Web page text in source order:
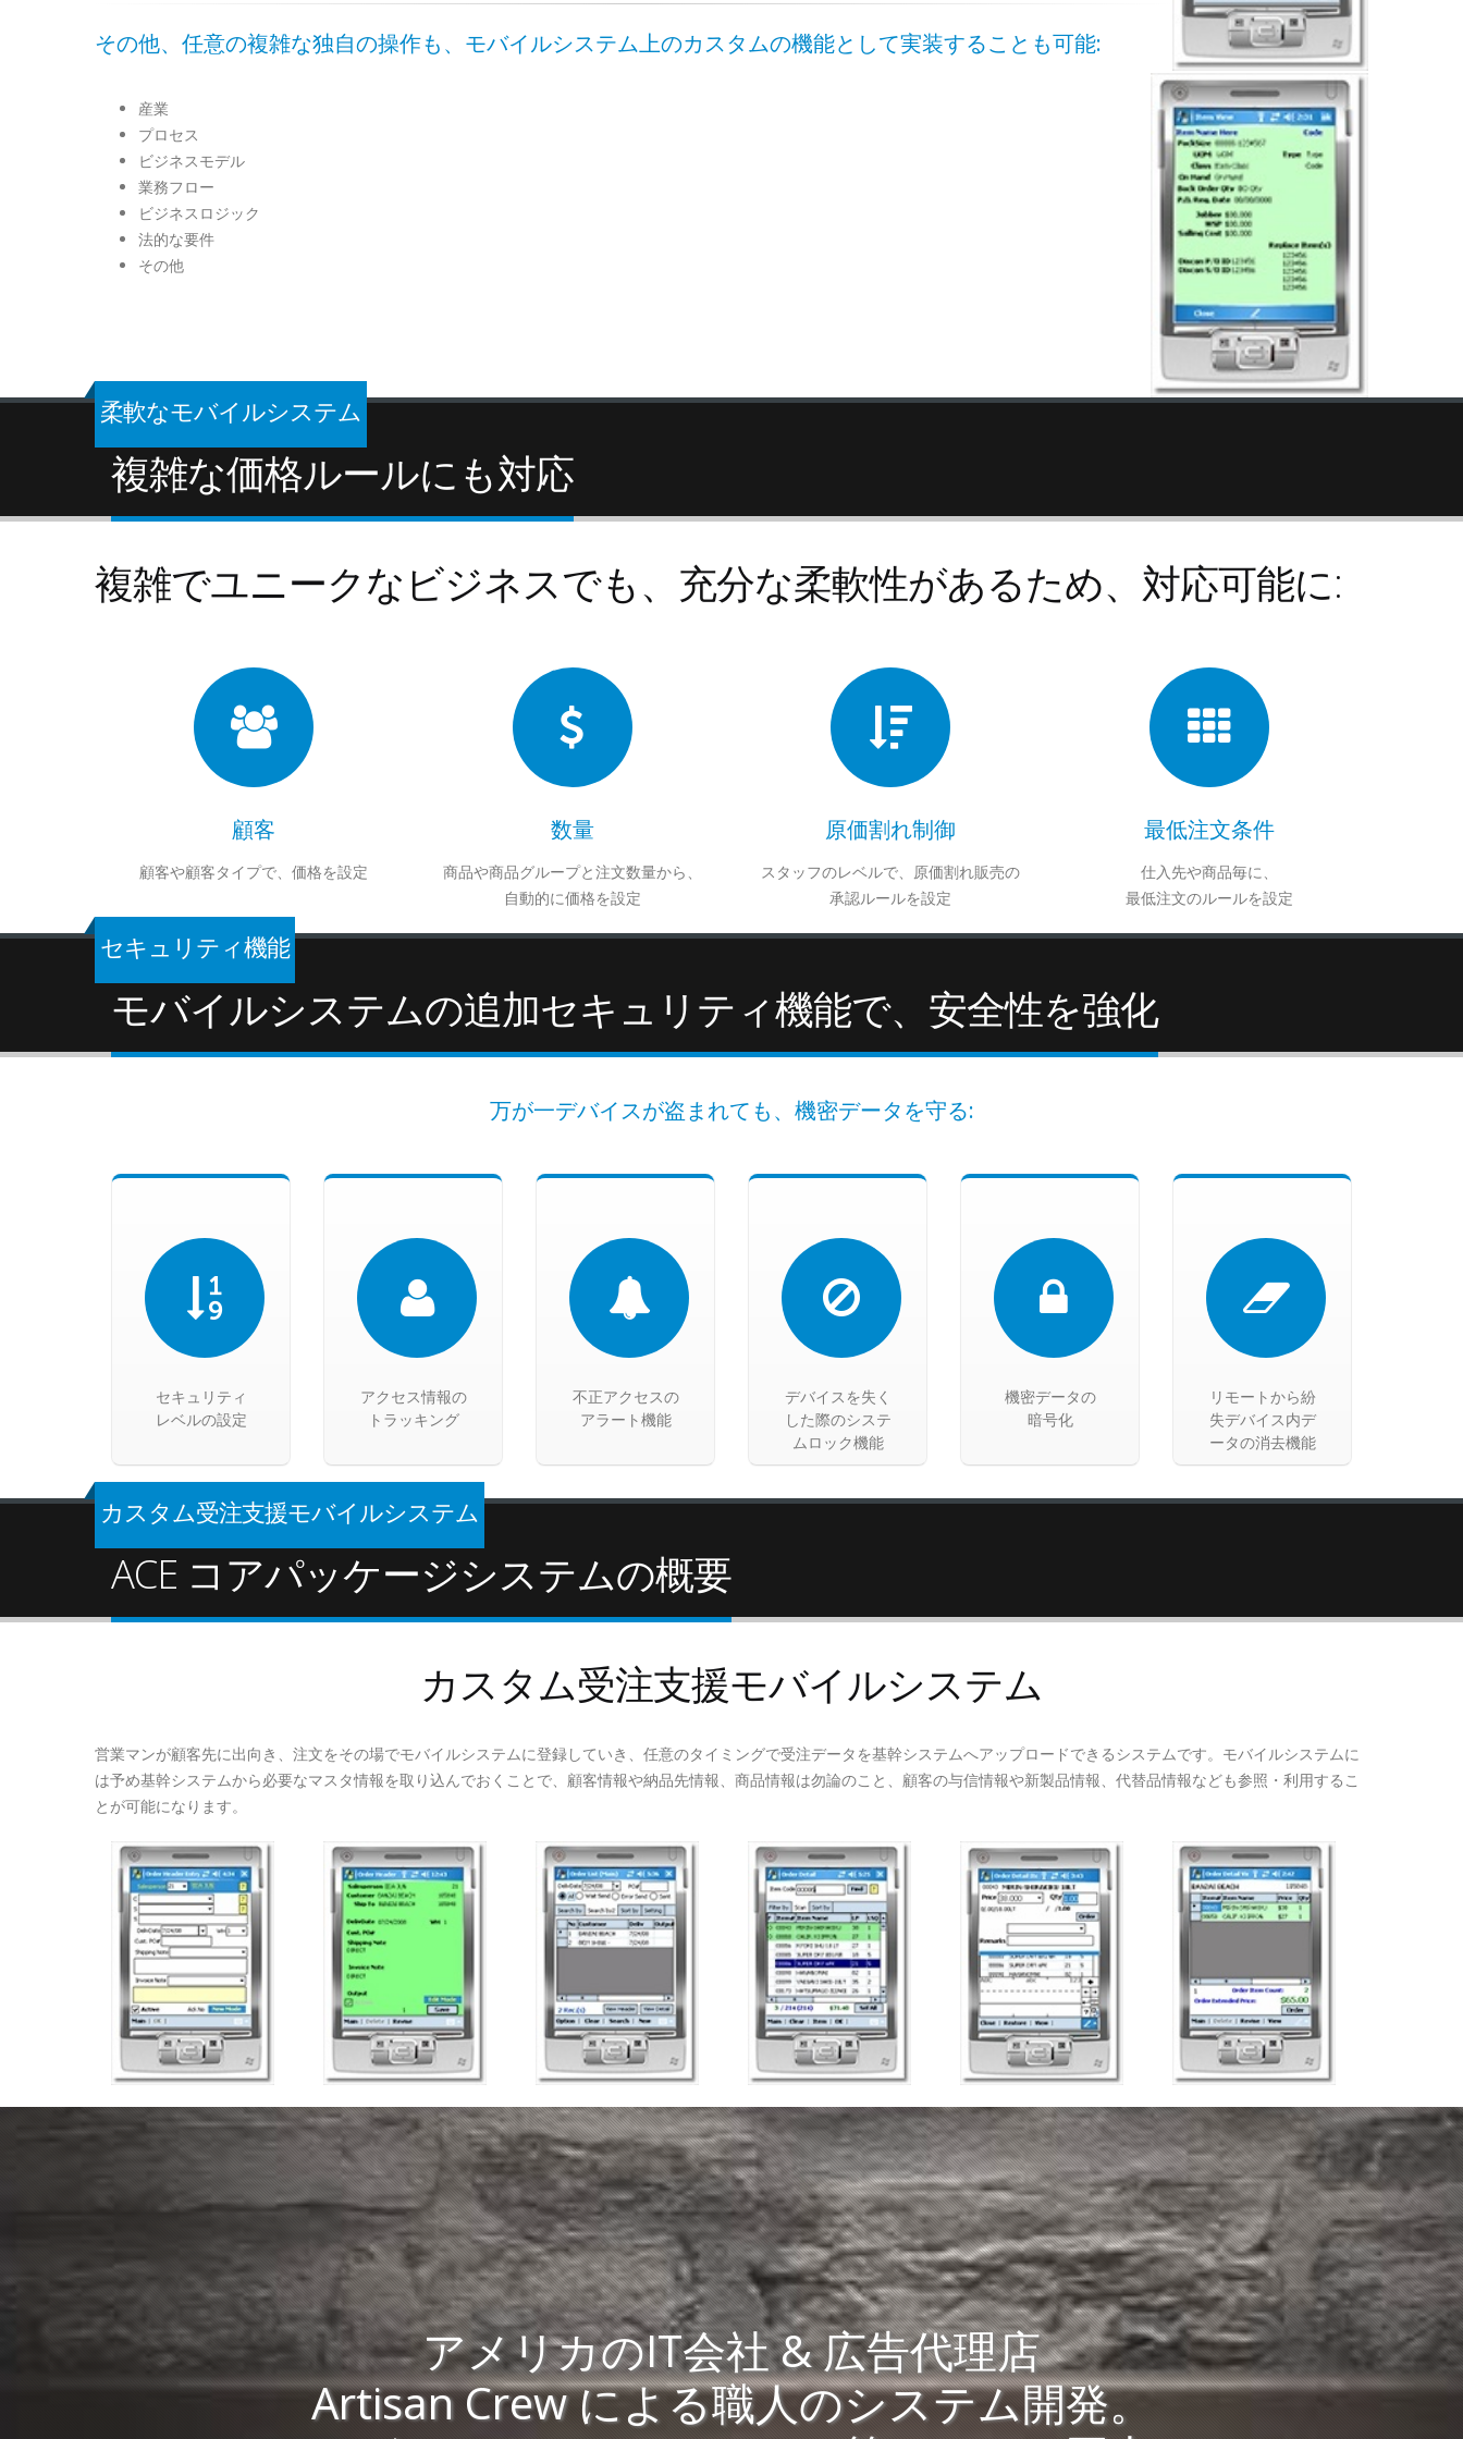
その他、任意の複雑な独自の操作も、モバイルシステム上のカスタムの機能として実装することも可能:
産業
プロセス
ビジネスモデル
業務フロー
ビジネスロジック
法的な要件
その他
柔軟なモバイルシステム
複雑な価格ルールにも対応
複雑でユニークなビジネスでも、充分な柔軟性があるため、対応可能に:
顧客
顧客や顧客タイプで、価格を設定
数量
商品や商品グループと注文数量から、
自動的に価格を設定
原価割れ制御
スタッフのレベルで、原価割れ販売の
承認ルールを設定
最低注文条件
仕入先や商品毎に、
最低注文のルールを設定
セキュリティ機能
モバイルシステムの追加セキュリティ機能で、安全性を強化
万が一デバイスが盗まれても、機密データを守る:
セキュリティ
レベルの設定
アクセス情報の
トラッキング
不正アクセスの
アラート機能
デバイスを失く
した際のシステ
ムロック機能
機密データの
暗号化
リモートから紛
失デバイス内デ
ータの消去機能
カスタム受注支援モバイルシステム
ACE コアパッケージシステムの概要
カスタム受注支援モバイルシステム
営業マンが顧客先に出向き、注文をその場でモバイルシステムに登録していき、任意のタイミングで受注データを基幹システムへアップロードできるシステムです。モバイルシステムに
は予め基幹システムから必要なマスタ情報を取り込んでおくことで、顧客情報や納品先情報、商品情報は勿論のこと、顧客の与信情報や新製品情報、代替品情報なども参照・利用するこ
とが可能になります。
アメリカのIT会社 & 広告代理店
Artisan Crew による職人のシステム開発。